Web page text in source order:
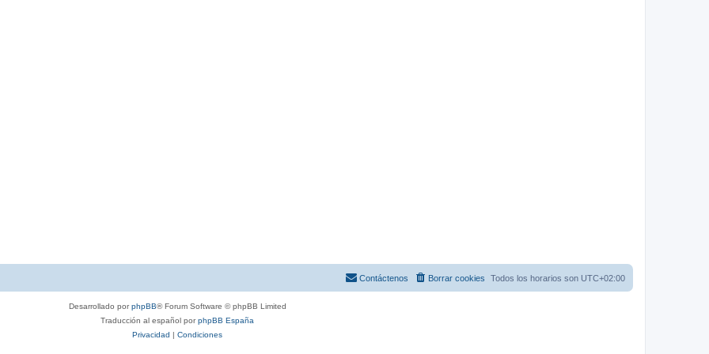
Todos los horarios son UTC+02:00
Borrar cookies
Contáctenos
Desarrollado porphpBB® Forum Software © phpBB Limited
Traducción al español porphpBB España
Privacidad | Condiciones